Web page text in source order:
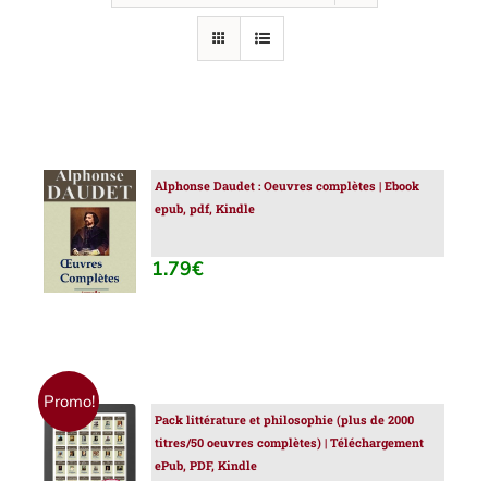
AJOUTER
AU
PANIER
/
DÉTAILS
Alphonse Daudet : Oeuvres complètes | Ebook
epub, pdf, Kindle
1.79€
Promo!
AJOUTER
AU
PANIER
Pack littérature et philosophie (plus de 2000
titres/50 oeuvres complètes) | Téléchargement
ePub, PDF, Kindle